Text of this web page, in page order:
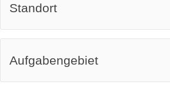
Standort
Aufgabengebiet